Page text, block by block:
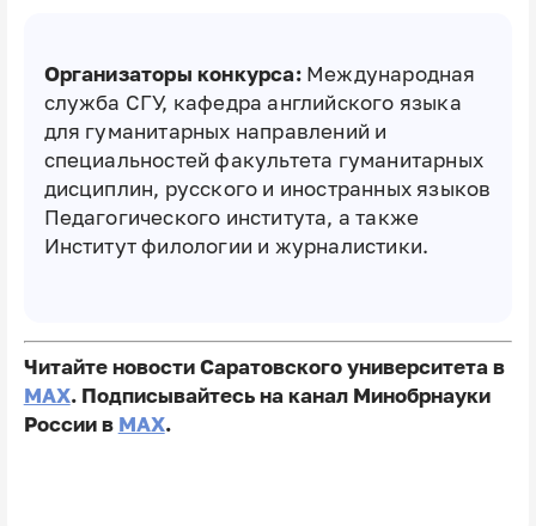
Организаторы конкурса:Международная
служба СГУ, кафедра английского языка
для гуманитарных направлений и
специальностей факультета гуманитарных
дисциплин, русского и иностранных языков
Педагогического института, а также
Институт филологии и журналистики.
Читайте новости Саратовского университета в
MAX. Подписывайтесь на канал Минобрнауки
России в MAX.